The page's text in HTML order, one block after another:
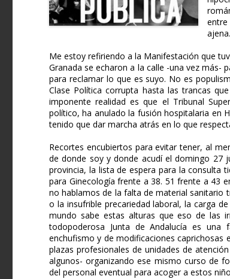
ajena.
Me estoy refiriendo a la Manifestación que
Granada se echaron a la calle -una vez más-
para reclamar lo que es suyo. No es
Clase Política corrupta hasta las trancas
imponente realidad es que el Tribunal
político, ha anulado la fusión hospitalaria en
tenido que dar marcha atrás en lo que
Recortes encubiertos para evitar tener, al
de donde soy y donde acudí el domingo 27
provincia, la lista de espera para la consulta
para Ginecología frente a 38. 51 frente a 43
no hablamos de la falta de material sanitario
o la insufrible precariedad laboral, la carga
mundo sabe estas alturas que eso de las
todopoderosa Junta de Andalucía es una
enchufismo y de modificaciones
plazas profesionales de unidades de
algunos- organizando ese mismo curso de
del personal eventual para acoger a estos